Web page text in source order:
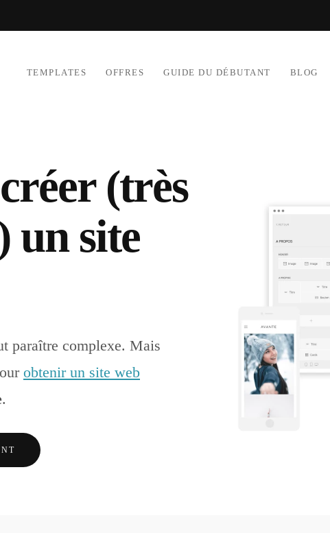
TEMPLATES OFFRES GUIDE DU DÉBUTANT BLOG
(très
un site
paraître complexe. Mais
obtenir un site web
.